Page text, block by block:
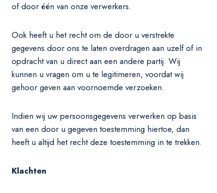
of door één van onze verwerkers.
Ook heeft u het recht om de door u verstrekte
gegevens door ons te laten overdragen aan uzelf of in
opdracht van u direct aan een andere partij. Wij
kunnen u vragen om u te legitimeren, voordat wij
gehoor geven aan voornoemde verzoeken.
Indien wij uw persoonsgegevens verwerken op basis
van een door u gegeven toestemming hiertoe, dan
heeft u altijd het recht deze toestemming in te trekken.
Klachten